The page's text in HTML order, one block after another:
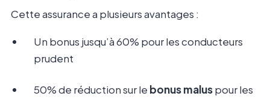
Cette assurance a plusieurs avantages :
Un bonus jusqu’à 60% pour les conducteurs
prudent
50% de réduction sur le bonus maluspour les